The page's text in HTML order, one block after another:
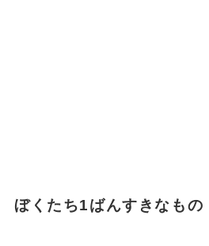
ぼくたち1ばんすきなもの